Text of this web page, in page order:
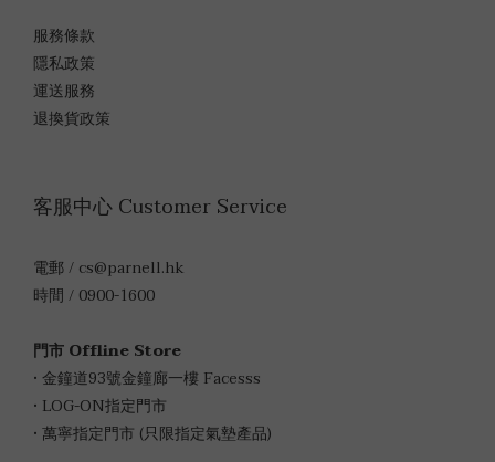
服務條款
隱私政策
運送服務
退換貨政策
客服中心 Customer Service
電郵 / cs@parnell.hk
時間 / 0900-1600
門市 Offline Store
• 金鐘道93號金鐘廊一樓 Facesss
• LOG-ON指定門市
• 萬寧指定門市 (只限指定氣墊產品)